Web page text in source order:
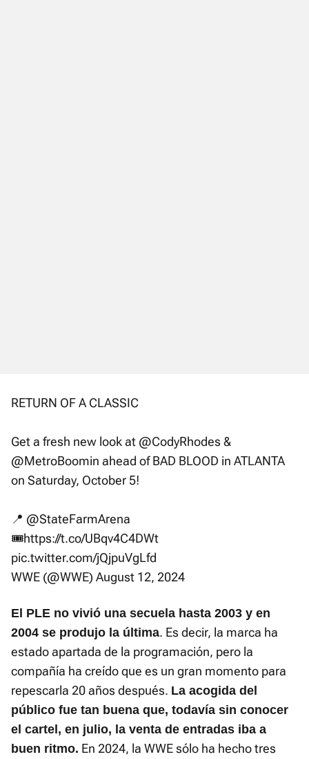
RETURN OF A CLASSIC
Get a fresh new look at @CodyRhodes&
@MetroBoomin ahead of BAD BLOOD in ATLANTA
on Saturday, October 5!
📍 @StateFarmArena
🎟️https://t.co/UBqv4C4DWt
pic.twitter.com/jQjpuVgLfd
WWE (@WWE) August 12, 2024
El PLE no vivió una secuela hasta 2003 y en
2004 se produjo la última. Es decir, la marca ha
estado apartada de la programación, pero la
compañía ha creído que es un gran momento para
repescarla 20 años después. La acogida del
público fue tan buena que, todavía sin conocer
el cartel, en julio, la venta de entradas iba a
buen ritmo. En 2024, la WWE sólo ha hecho tres